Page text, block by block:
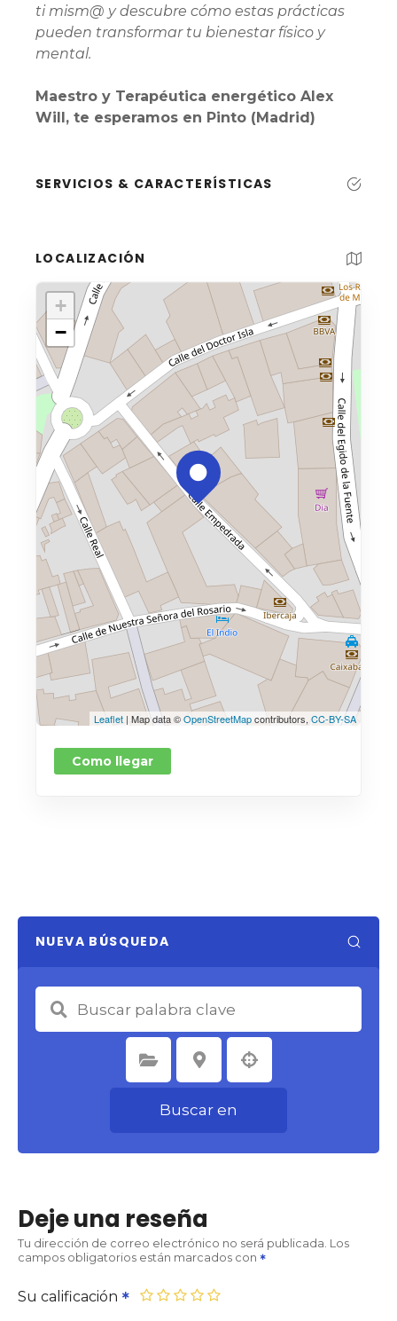
ti mism@ y descubre cómo estas prácticas
pueden transformar tu bienestar físico y
mental.⁣
Maestro y Terapéutica energético Alex
Will, te esperamos en Pinto (Madrid)
SERVICIOS & CARACTERÍSTICAS
LOCALIZACIÓN
+
−
Leaflet | Map data ©OpenStreetMapcontributors, CC-BY-SA
Como llegar
NUEVA BÚSQUEDA
Seleccione la categoría Seleccione la ubicación
Buscar en
Deje una reseña
Tu dirección de correo electrónico no será publicada. Los
campos obligatorios están marcados con
Su calificación